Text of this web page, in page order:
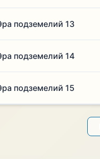
подземелий 13
подземелий 14
подземелий 15